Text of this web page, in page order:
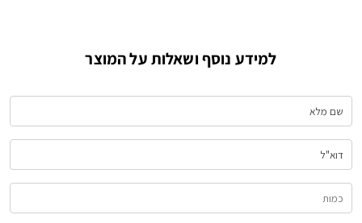
למידע נוסף ושאלות על המוצר